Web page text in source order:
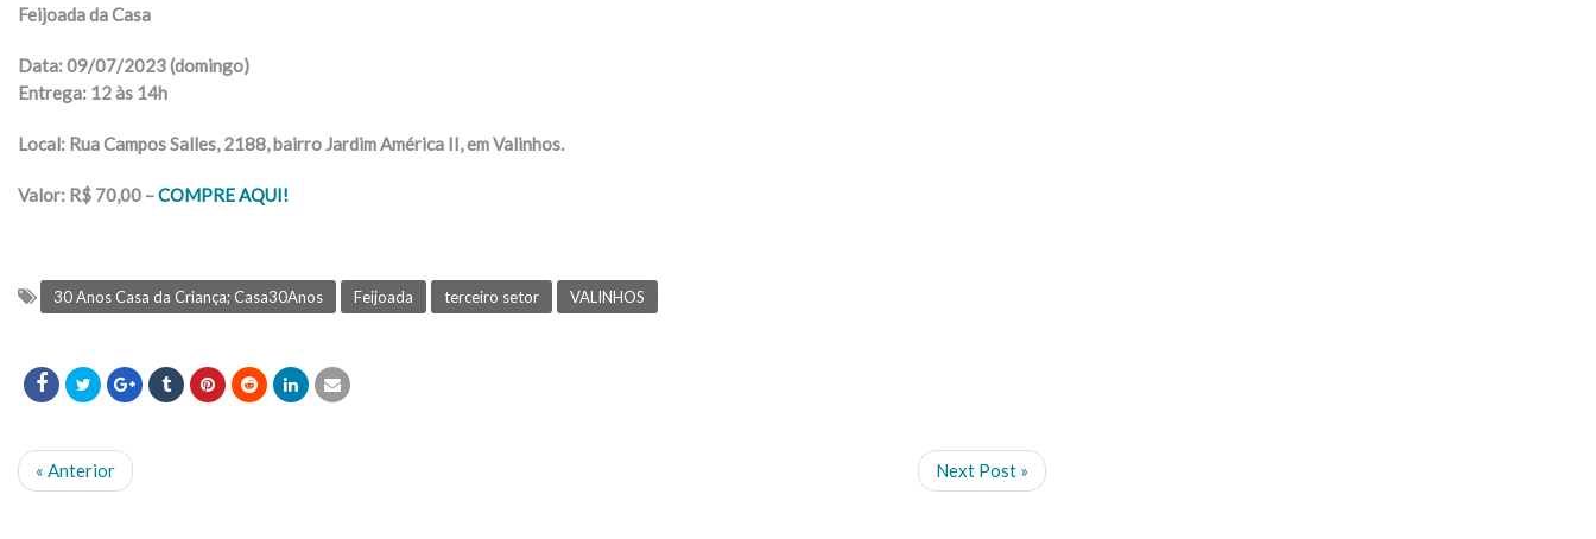
Feijoada da Casa
Data: 09/07/2023 (domingo)
Entrega: 12 às 14h
Local: Rua Campos Salles, 2188, bairro Jardim América II, em Valinhos.
Valor: R$ 70,00 –COMPRE AQUI!
30 Anos Casa da Criança; Casa30Anos Feijoada terceiro setor VALINHOS
« Anterior Next Post »